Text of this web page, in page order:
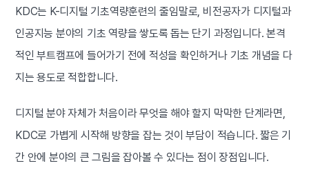
KDC는 K-디지털 기초역량훈련의 줄임말로, 비전공자가 디지털과
인공지능 분야의 기초 역량을 쌓도록 돕는 단기 과정입니다. 본격
적인 부트캠프에 들어가기 전에 적성을 확인하거나 기초 개념을 다
지는 용도로 적합합니다.
디지털 분야 자체가 처음이라 무엇을 해야 할지 막막한 단계라면,
KDC로 가볍게 시작해 방향을 잡는 것이 부담이 적습니다. 짧은 기
간 안에 분야의 큰 그림을 잡아볼 수 있다는 점이 장점입니다.